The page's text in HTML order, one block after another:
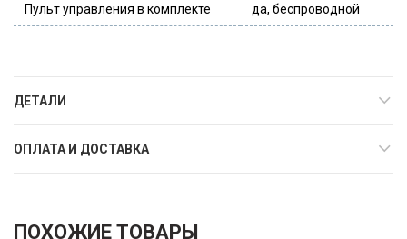
Пульт управления в комплекте да, беспроводной
ДЕТАЛИ
ОПЛАТА И ДОСТАВКА
ПОХОЖИЕ ТОВАРЫ